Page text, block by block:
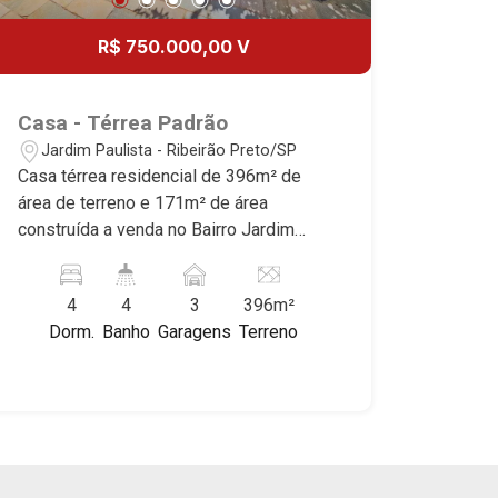
incomparável. Atuamos nos
da região, incluindo: Reserva Santa
Luisa, Buganville, Jardim Olhos D`Água,
Borda do Parque, Borda da Mata, Bela
Vista, Terras Alpha, Alphaville I, II e III,
Jardim Nova Aliança Sul, Alto do Vale,
Colina do Golfe, Terras de Florença,
Terras de Siena, Quinta dos Ventos,
Buona Vitta Ribeirão, Ipê Rosa, Ipê
Amarelo, Ipê Roxo, Ipê Branco, Vila
R$ 750.000,00 V
Casa - Térrea Padrão
Jardim Paulista - Ribeirão Preto/SP
Casa térrea residencial de 396m² de
área de terreno e 171m² de área
construída a venda no Bairro Jardim
Maio - Ribeirão Preto/SP. Conheça as
características deste imóvel que a
Martinelli Imobiliária selecionou para
4
Dorm.
4
Banho
3
Garagens
396m²
Terreno